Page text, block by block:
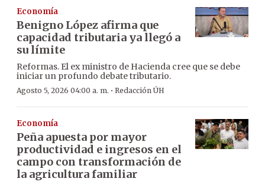
Economía
Benigno López afirma que
capacidad tributaria ya llegó a
su límite
Reformas. El ex ministro de Hacienda cree que se debe
iniciar un profundo debate tributario.
Agosto 5, 2026 04:00 a. m. · Redacción ÚH
Economía
Peña apuesta por mayor
productividad e ingresos en el
campo con transformación de
la agricultura familiar